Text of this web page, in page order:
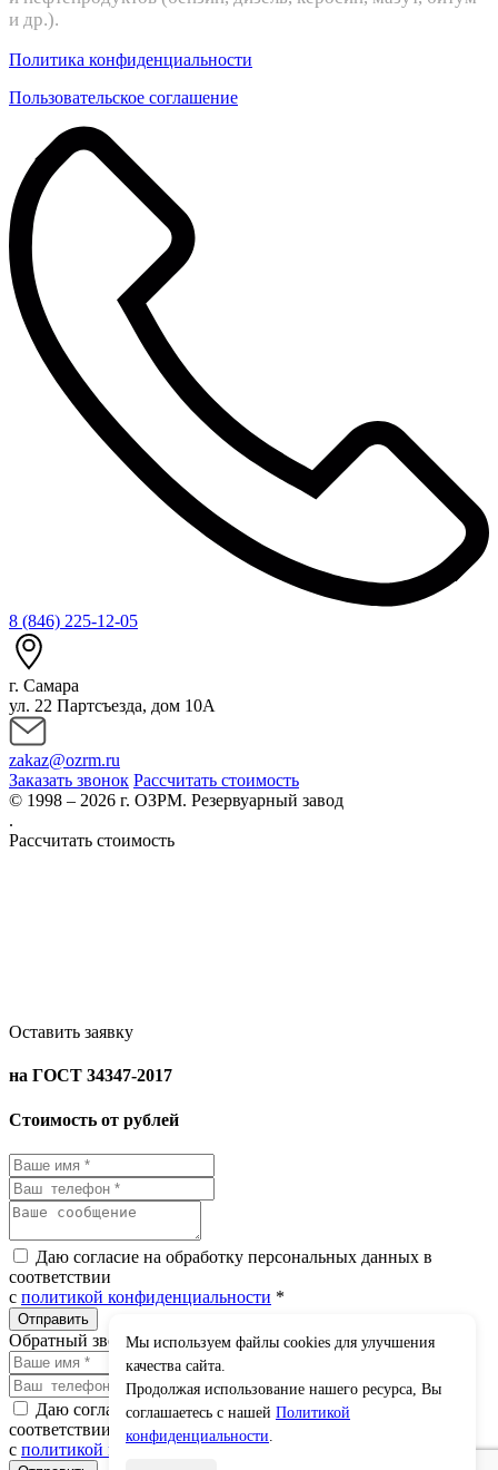
и др.).
Политика конфиденциальности
Пользовательское соглашение
8 (846) 225-12-05
г. Самара
ул. 22 Партсъезда, дом 10А
zakaz@ozrm.ru
Заказать звонок Рассчитать стоимость
© 1998 – 2026 г. ОЗРМ. Резервуарный завод
.
Рассчитать стоимость
Оставить заявку
на ГОСТ 34347-2017
Стоимость от рублей
Даю согласие на обработку персональных данных в
соответствии
с политикой конфиденциальности *
Обратный звонок
Даю согласие на обработку персональных данных в
соответствии
с политикой конфиденциальности
Мы используем файлы cookies для улучшения
качества сайта.
Продолжая использование нашего ресурса, Вы
соглашаетесь с нашей Политикой
конфиденциальности.